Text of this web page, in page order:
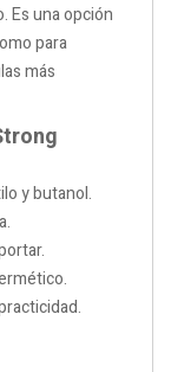
Es una opción
para
más
y butanol.